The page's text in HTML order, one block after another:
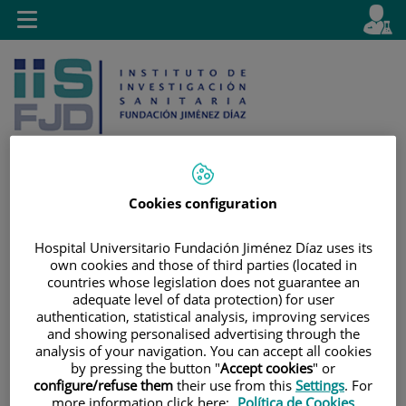
Saltar al contenido
contenido
activo
es
Toggle
navigation
Cookies configuration
Hospital Universitario Fundación Jiménez Díaz uses its
own cookies and those of third parties (located in
countries whose legislation does not guarantee an
adequate level of data protection) for user
authentication, statistical analysis, improving services
and showing personalised advertising through the
analysis of your navigation. You can accept all cookies
by pressing the button "Accept cookies" or
configure/refuse them their use from this Settings. For
more information click here: Política de Cookies